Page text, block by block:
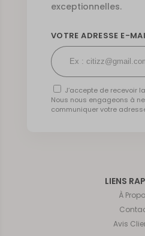
LIENS
À
Avis
exceptionnelles.
VOTRE ADRESSE E-
J’accepte de recevoir
Nous nous engageons à
communiquer votre